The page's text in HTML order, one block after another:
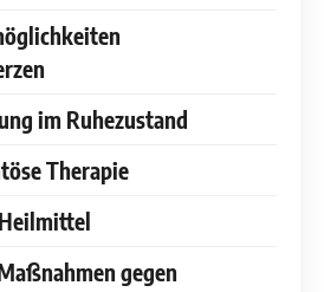
im Ruhezustand
Therapie
gegen